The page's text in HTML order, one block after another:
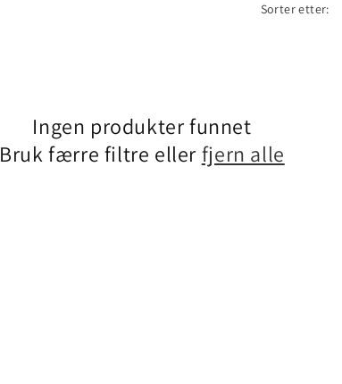
Sorter etter:
Ingen produkter funnet
Bruk færre filtre eller fjern alle